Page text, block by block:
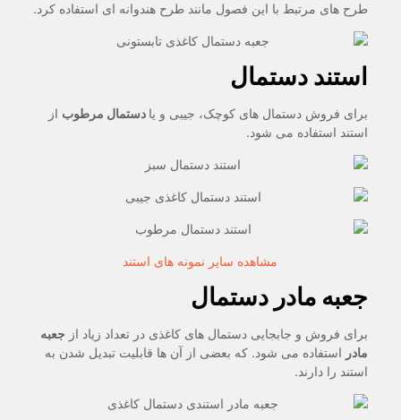
طرح های مرتبط با این فصول مانند طرح هندوانه ای استفاده کرد.
استند دستمال
برای فروش دستمال های کوچک، جیبی و یا دستمال مرطوب از
استند استفاده می شود.
مشاهده سایر نمونه های استند
جعبه مادر دستمال
برای فروش و جابجایی دستمال های کاغذی در تعداد زیاد از جعبه
مادر استفاده می شود. که بعضی از آن ها قابلیت تبدیل شدن به
استند را دارند.